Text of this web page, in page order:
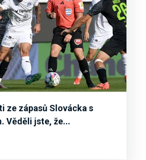
ze zápasů Slovácka s
Věděli jste, že...